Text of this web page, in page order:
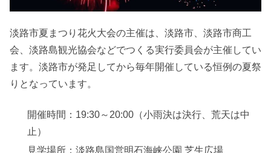
淡路市夏まつり花火大会の主催は、淡路市、淡路市商工
会、淡路島観光協会などでつくる実行委員会が主催してい
ます。淡路市が発足してから毎年開催している恒例の夏祭
りとなっています。
開催時間：19:30～20:00（小雨決は決行、荒天は中
止）
見学場所：淡路島国営明石海峡公園 芝生広場